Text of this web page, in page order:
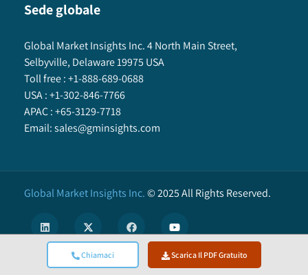
Chiamaci Scarica Il PDF Gratuito
Sede globale
Global Market Insights Inc. 4 North Main Street,
Selbyville, Delaware 19975 USA
Toll free :+1-888-689-0688
USA :+1-302-846-7766
APAC :+65-3129-7718
Email:sales@gminsights.com
Global Market Insights Inc.©2025All Rights Reserved.